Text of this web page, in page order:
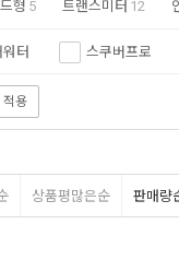
형 5 트랜스미터 12
터 스쿠버프로
적용
상품평많은순 판매량